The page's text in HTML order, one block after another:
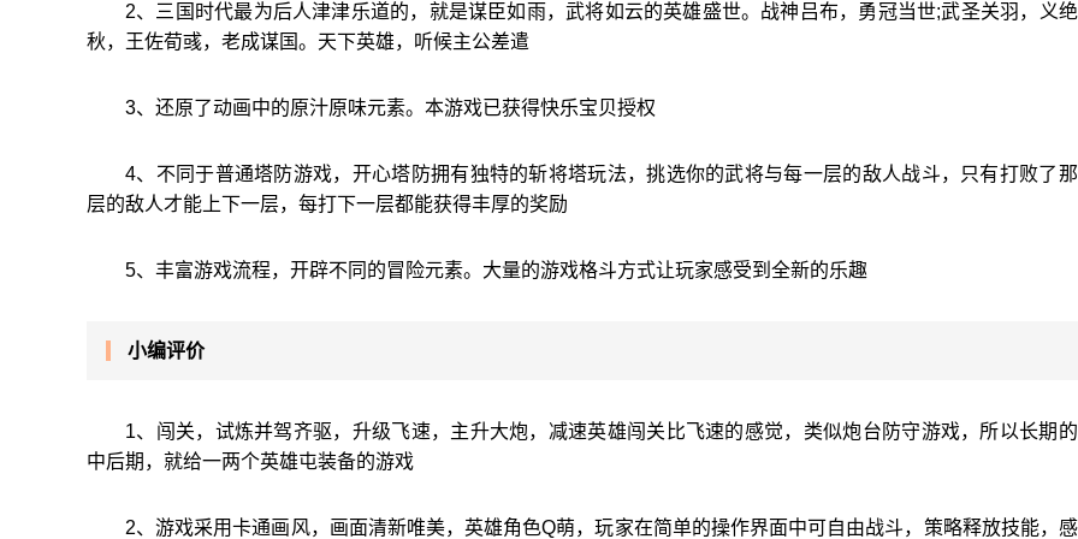
2、三国时代最为后人津津乐道的，就是谋臣如雨，武将如云的英雄盛世。战神吕布，勇冠当世;武圣关羽，义
秋，王佐荀彧，老成谋国。天下英雄，听候主公差遣
3、还原了动画中的原汁原味元素。本游戏已获得快乐宝贝授权
4、不同于普通塔防游戏，开心塔防拥有独特的斩将塔玩法，挑选你的武将与每一层的敌人战斗，只有打败了
层的敌人才能上下一层，每打下一层都能获得丰厚的奖励
5、丰富游戏流程，开辟不同的冒险元素。大量的游戏格斗方式让玩家感受到全新的乐趣
小编评价
1、闯关，试炼并驾齐驱，升级飞速，主升大炮，减速英雄闯关比飞速的感觉，类似炮台防守游戏，所以长期的
中后期，就给一两个英雄屯装备的游戏
2、游戏采用卡通画风，画面清新唯美，英雄角色Q萌，玩家在简单的操作界面中可自由战斗，策略释放技能，